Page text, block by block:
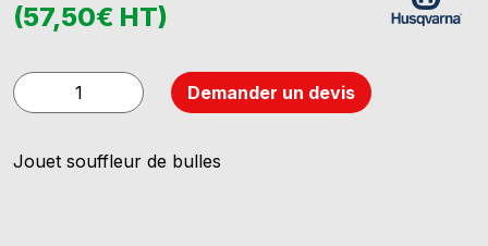
(57,50€ HT)
quantité
de
SOUFFLEUR
Demander un devis
Jouet souffleur de bulles